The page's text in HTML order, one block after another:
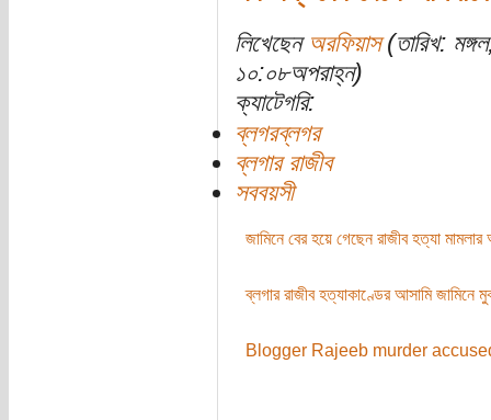
লিখেছেন অরফিয়াস(তারিখ:
১০:০৮অপরাহ্ন)
ক্যাটেগরি:
ব্লগরব্লগর
ব্লগার রাজীব
সববয়সী
জামিনে বের হয়ে গেছেন রাজীব হত্যা মামলার
ব্লগার রাজীব হত্যাকাণ্ডের আসামি জামিনে
Blogger Rajeeb murder